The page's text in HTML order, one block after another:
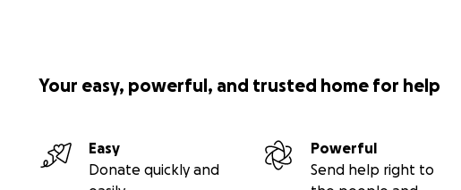
Your easy, powerful, and trusted home for help
Easy
Donate quickly and
Powerful
Send help right to